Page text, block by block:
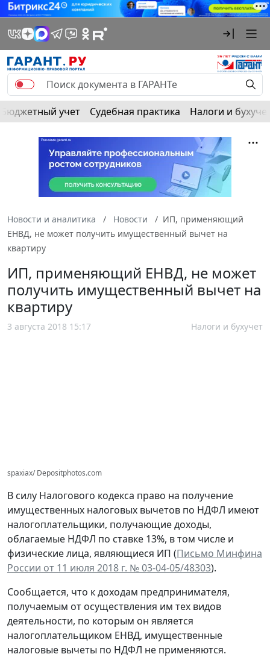
Бюджетный учет Судебная практика Налоги и
Новости и аналитика Новости
ИП, применяющий
ЕНВД, не может получить имущественный вычет на
квартиру
ИП, применяющий ЕНВД, не может
получить имущественный вычет на
квартиру
3 августа 2018 15:17 Налоги и бухучет
spaxiax/ Depositphotos.com
В силу Налогового кодекса право на получение
имущественных налоговых вычетов по НДФЛ имеют
налогоплательщики, получающие доходы,
облагаемые НДФЛ по ставке 13%, в том числе и
физические лица, являющиеся ИП (Письмо Минфина
России от 11 июля 2018 г. № 03-04-05/48303).
Сообщается, что к доходам предпринимателя,
получаемым от осуществления им тех видов
деятельности, по которым он является
налогоплательщиком ЕНВД, имущественные
налоговые вычеты по НДФЛ не применяются.